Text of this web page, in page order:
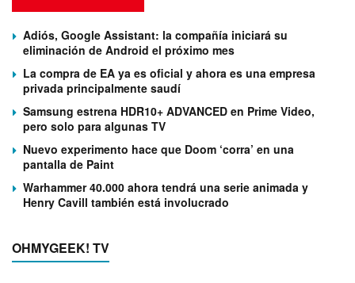
Adiós, Google Assistant: la compañía iniciará su
eliminación de Android el próximo mes
La compra de EA ya es oficial y ahora es una empresa
privada principalmente saudí
Samsung estrena HDR10+ ADVANCED en Prime Video,
pero solo para algunas TV
Nuevo experimento hace que Doom ‘corra’ en una
pantalla de Paint
Warhammer 40.000 ahora tendrá una serie animada y
Henry Cavill también está involucrado
OHMYGEEK! TV